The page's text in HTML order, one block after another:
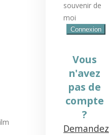
souvenir de
moi
Vous
n'avez
pas de
compte
?
Demandez